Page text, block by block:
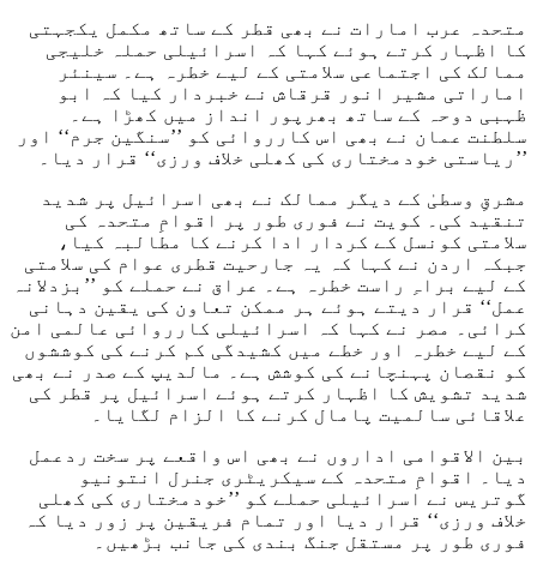
متحدہ عرب امارات نے بھی قطر کے ساتھ مکمل یکجہتی
کا اظہار کرتے ہوئے کہا کہ اسرائیلی حملہ خلیجی
ممالک کی اجتماعی سلامتی کے لیے خطرہ ہے۔ سینئر
اماراتی مشیر انور قرقاش نے خبردار کیا کہ ابو
ظہبی دوحہ کے ساتھ بھرپور انداز میں کھڑا ہے۔
سلطنت عمان نے بھی اس کارروائی کو ’’سنگین جرم‘‘ اور
’’ریاستی خودمختاری کی کھلی خلاف ورزی‘‘ قرار دیا۔
مشرقِ وسطیٰ کے دیگر ممالک نے بھی اسرائیل پر شدید
تنقید کی۔ کویت نے فوری طور پر اقوامِ متحدہ کی
سلامتی کونسل کے کردار ادا کرنے کا مطالبہ کیا،
جبکہ اردن نے کہا کہ یہ جارحیت قطری عوام کی سلامتی
کے لیے براہِ راست خطرہ ہے۔ عراق نے حملے کو ’’بزدلانہ
عمل‘‘ قرار دیتے ہوئے ہر ممکن تعاون کی یقین دہانی
کرائی۔ مصر نے کہا کہ اسرائیلی کارروائی عالمی امن
کے لیے خطرہ اور خطے میں کشیدگی کم کرنے کی کوششوں
کو نقصان پہنچانے کی کوشش ہے۔ مالدیپ کے صدر نے بھی
شدید تشویش کا اظہار کرتے ہوئے اسرائیل پر قطر کی
علاقائی سالمیت پامال کرنے کا الزام لگایا۔
بین الاقوامی اداروں نے بھی اس واقعے پر سخت ردعمل
دیا۔ اقوامِ متحدہ کے سیکریٹری جنرل انتونیو
گوتریس نے اسرائیلی حملے کو ’’خودمختاری کی کھلی
خلاف ورزی‘‘ قرار دیا اور تمام فریقین پر زور دیا کہ
فوری طور پر مستقل جنگ بندی کی جانب بڑھیں۔